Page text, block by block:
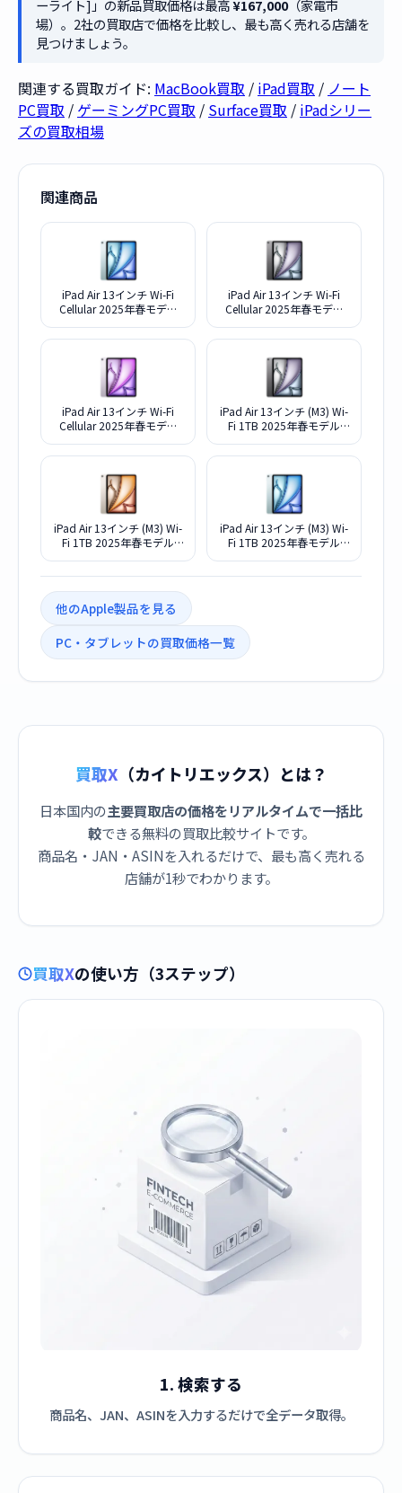
ーライト]」の新品買取価格は最高¥167,000（家電市
場）。2社の買取店で価格を比較し、最も高く売れる店舗を
見つけましょう。
関連する買取ガイド: MacBook買取 / iPad買取 / ノート
PC買取 / ゲーミングPC買取 / Surface買取 / iPadシリー
ズの買取相場
関連商品
iPad Air 13インチ Wi-Fi
Cellular 2025年春モデル
[ブルー]
iPad Air 13インチ Wi-Fi
Cellular 2025年春モデル
[スペースグレイ]
iPad Air 13インチ Wi-Fi
Cellular 2025年春モデル
[パープル]
iPad Air 13インチ (M3) Wi-
Fi 1TB 2025年春モデル
イ]
iPad Air 13インチ (M3) Wi-
Fi 1TB 2025年春モデル
iPad Air 13インチ (M3) Wi-
Fi 1TB 2025年春モデル
他のApple製品を見る
PC・タブレットの買取価格一覧
買取X （カイトリエックス）とは？
日本国内の主要買取店の価格をリアルタイムで一括比
較できる無料の買取比較サイトです。
商品名・JAN・ASINを入れるだけで、最も高く売れる
店舗が1秒でわかります。
買取Xの使い方（3ステップ）
1. 検索する
商品名、JAN、ASINを入力するだけで全データ取得。